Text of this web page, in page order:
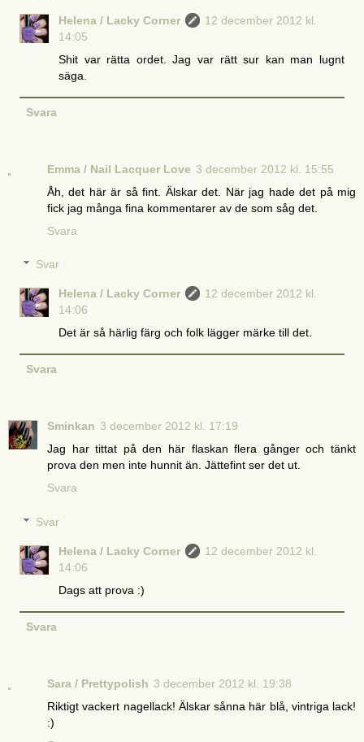
Helena / Lacky Corner
12 december 2012 kl.
14:05
Shit var rätta ordet. Jag var rätt sur kan man lugnt
säga.
Svara
Emma / Nail Lacquer Love 3 december 2012 kl. 15:55
Åh, det här är så fint. Älskar det. När jag hade det på mig
fick jag många fina kommentarer av de som såg det.
Svara
Svar
Helena / Lacky Corner
12 december 2012 kl.
14:06
Det är så härlig färg och folk lägger märke till det.
Svara
Sminkan 3 december 2012 kl. 17:19
Jag har tittat på den här flaskan flera gånger och tänkt
prova den men inte hunnit än. Jättefint ser det ut.
Svara
Svar
Helena / Lacky Corner
12 december 2012 kl.
14:06
Dags att prova :)
Svara
Sara / Prettypolish 3 december 2012 kl. 19:38
Riktigt vackert nagellack! Älskar sånna här blå, vintriga lack!
:)